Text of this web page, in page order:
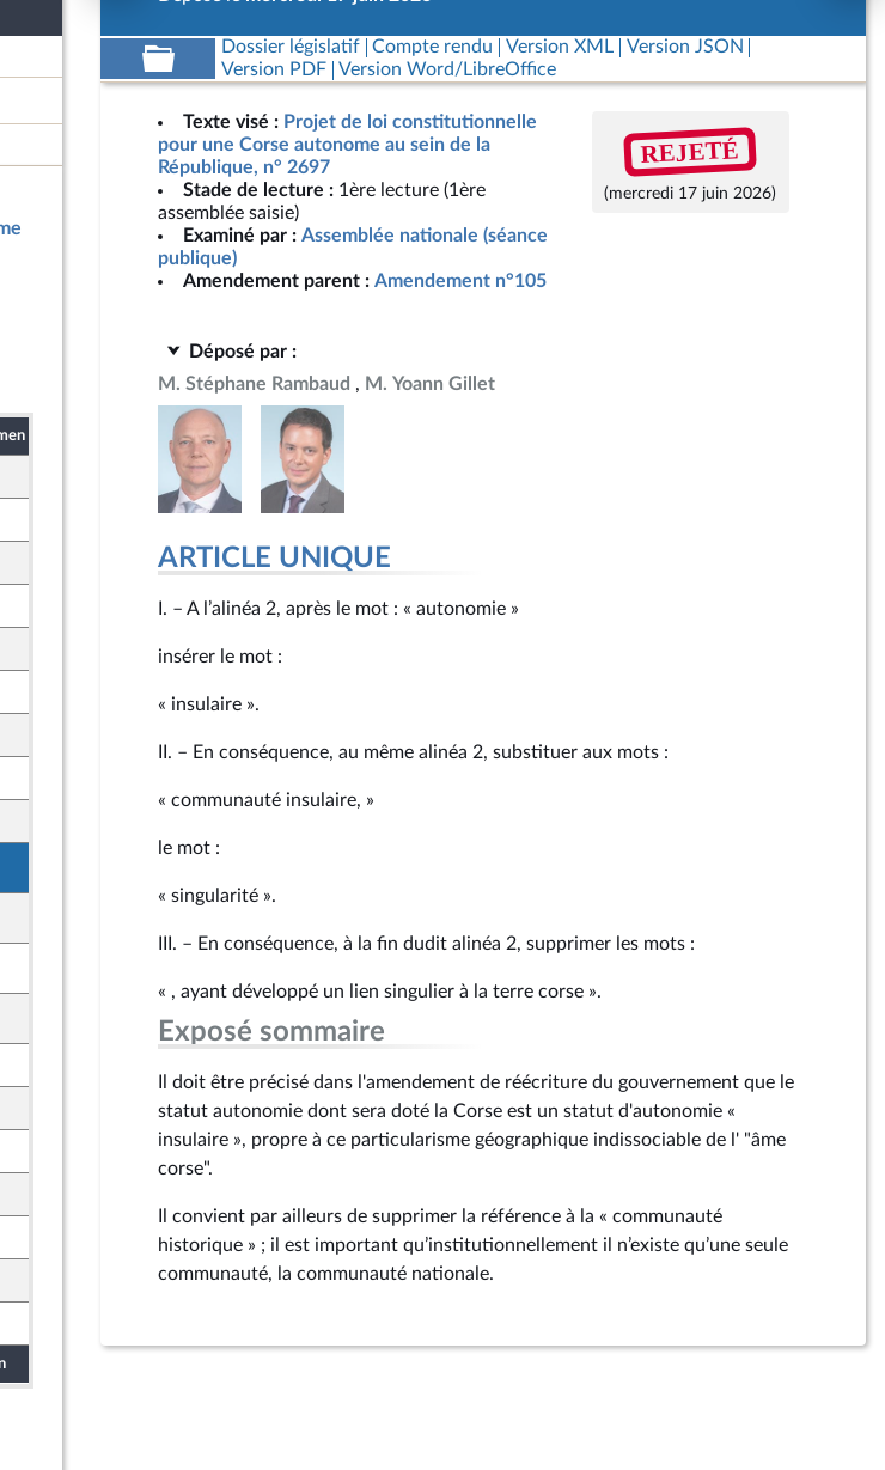
Dossier législatif Compte rendu Version XML
Version JSON
Version PDF
Version Word/LibreOffice
Texte visé : Projet de loi constitutionnelle
pour une Corse autonome au sein de la
République, n° 2697
Stade de lecture : 1ère lecture (1ère
assemblée saisie)
Examiné par : Assemblée nationale (séance
publique)
Amendement parent : Amendement n°105
REJETÉ
(mercredi 17 juin 2026)
Déposé par :
M. Stéphane Rambaud
M. Yoann Gillet
ARTICLE UNIQUE
I. – A l’alinéa 2, après le mot : « autonomie »
insérer le mot :
« insulaire ».
II. – En conséquence, au même alinéa 2, substituer aux mots :
« communauté insulaire, »
le mot :
« singularité ».
III. – En conséquence, à la fin dudit alinéa 2, supprimer les mots :
« , ayant développé un lien singulier à la terre corse ».
Exposé sommaire
Il doit être précisé dans l'amendement de réécriture du gouvernement que le
statut autonomie dont sera doté la Corse est un statut d'autonomie «
insulaire », propre à ce particularisme géographique indissociable de l' "âme
corse".
Il convient par ailleurs de supprimer la référence à la « communauté
historique » ; il est important qu’institutionnellement il n’existe qu’une seule
communauté, la communauté nationale.